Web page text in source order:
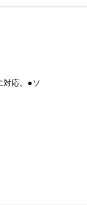
対応。●ソ